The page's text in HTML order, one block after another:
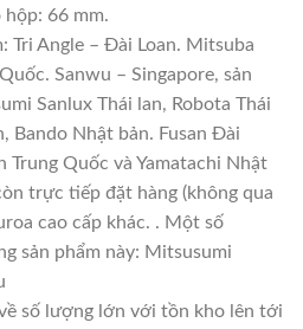
hộp: 66 mm.
Tri Angle – Đài Loan. Mitsuba
Sanwu – Singapore, sản
Sanlux Thái lan, Robota Thái
Bando Nhật bản. Fusan Đài
Trung Quốc và Yamatachi Nhật
trực tiếp đặt hàng (không qua
cao cấp khác. . Một số
sản phẩm này: Mitsusumi
số lượng lớn với tồn kho lên tới